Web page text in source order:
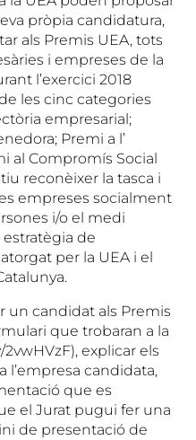
pròpia candidatura,
als Premis UEA, tots
i empreses de la
l’exercici 2018
les cinc categories
empresarial;
Premi a l’
al Compromís Social
reconèixer la tasca i
empreses socialment
i/o el medi
de
per la UEA i el
un candidat als Premis
que trobaran a la
explicar els
l’empresa candidata,
que es
el Jurat pugui fer una
de presentació de